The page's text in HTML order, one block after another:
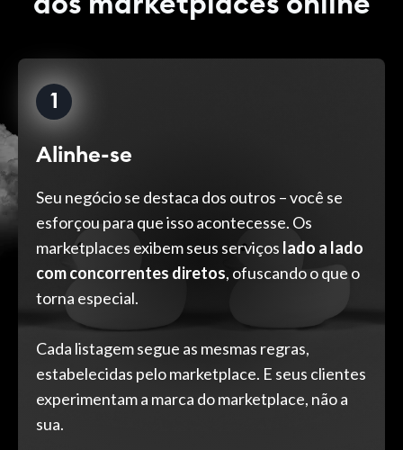
1
Alinhe-se
Seu negócio se destaca dos outros – você se
esforçou para que isso acontecesse. Os
marketplaces exibem seus serviços lado a lado
com concorrentes diretos, ofuscando o que o
torna especial.
Cada listagem segue as mesmas regras,
estabelecidas pelo marketplace. E seus clientes
experimentam a marca do marketplace, não a
sua.